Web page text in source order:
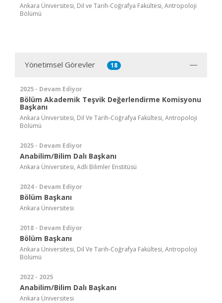
Ankara Üniversitesi, Dil ve Tarih-Coğrafya Fakültesi, Antropoloji
Bölümü
Yönetimsel Görevler 18
2025 - Devam Ediyor
Bölüm Akademik Teşvik Değerlendirme Komisyonu
Başkanı
Ankara Üniversitesi, Dil Ve Tarih-Coğrafya Fakültesi, Antropoloji
Bölümü
2025 - Devam Ediyor
Anabilim/Bilim Dalı Başkanı
Ankara Üniversitesi, Adli Bilimler Enstitüsü
2024 - Devam Ediyor
Bölüm Başkanı
Ankara Üniversitesi
2018 - Devam Ediyor
Bölüm Başkanı
Ankara Üniversitesi, Dil Ve Tarih-Coğrafya Fakültesi, Antropoloji
Bölümü
2022 - 2025
Anabilim/Bilim Dalı Başkanı
Ankara Üniversitesi